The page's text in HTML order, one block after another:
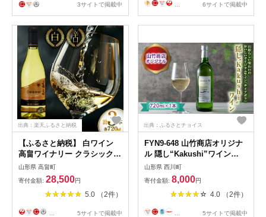
3サイトで掲載中 6サイトで掲載中
出典：楽天ふるさと納税
【ふるさと納税】 白ワイン
高畠ワイナリー クラシック
シャルドネ 720ml 3本セット
[高畠ワイナリー 山形県 高畠
町 tk06ays730089] 白 ワイン
セット 高畠ワイナリー お酒
酒
山形県 高畠町
寄付金額: 28,500円
5.0 （2件）
5サイトで掲載中
出典：ふるさとチョイス
FYN9-648 山竹商店オリジナ
ル 隠し“Kakushi”ワイン
720ml 白ワイン 家飲み 宅飲
み お酒 スッキリ フルーティ
ー フレッシュ アルコール 山
形県 西川町
山形県 西川町
寄付金額: 8,000円
4.0 （2件）
5サイトで掲載中